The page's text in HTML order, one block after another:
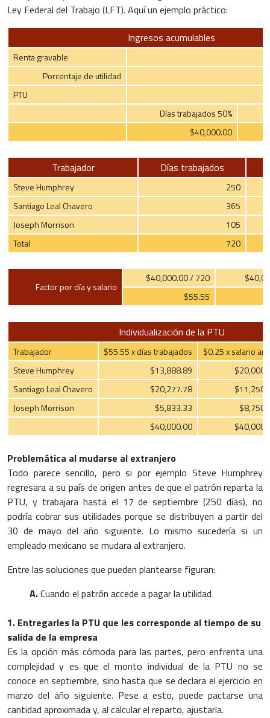
Ley Federal del Trabajo (LFT). Aquí un ejemplo práctico:
Ingresos acumulables
Renta gravable
Porcentaje de utilidad
PTU
Días trabajados 50%
$40,000.00
Trabajador Días trabajados
Steve Humphrey
250
Santiago Leal Chavero
365
Joseph Morrison
105
Total
720
Factor por día y salario
$40,000.00 / 720
$55.55
Individualización de la PTU
Trabajador $55.55 x días trabajados
$0.25 x salario
Steve Humphrey
$13,888.89
Santiago Leal Chavero
$20,277.78
Joseph Morrison
$5,833.33
$40,000.00
Problemática al mudarse al extranjero
Todo parece sencillo, pero si por ejemplo Steve Humphrey
regresara a su país de origen antes de que el patrón reparta la
PTU, y trabajara hasta el 17 de septiembre (250 días), no
podría cobrar sus utilidades porque se distribuyen a partir del
30 de mayo del año siguiente. Lo mismo sucedería si un
empleado mexicano se mudara al extranjero.
Entre las soluciones que pueden plantearse figuran:
A.Cuando el patrón accede a pagar la utilidad
1. Entregarles la PTU que les corresponde al tiempo de su
salida de la empresa
Es la opción más cómoda para las partes, pero enfrenta una
complejidad y es que el monto individual de la PTU no se
conoce en septiembre, sino hasta que se declara el ejercicio en
marzo del año siguiente. Pese a esto, puede pactarse una
cantidad aproximada y, al calcular el reparto, ajustarla.